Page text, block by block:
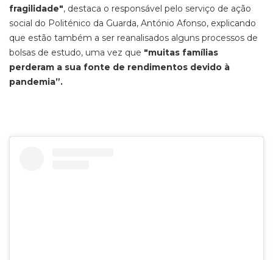
fragilidade", destaca o responsável pelo serviço de ação
social do Politénico da Guarda, António Afonso, explicando
que estão também a ser reanalisados alguns processos de
bolsas de estudo, uma vez que "muitas famílias
perderam a sua fonte de rendimentos devido à
pandemia”.